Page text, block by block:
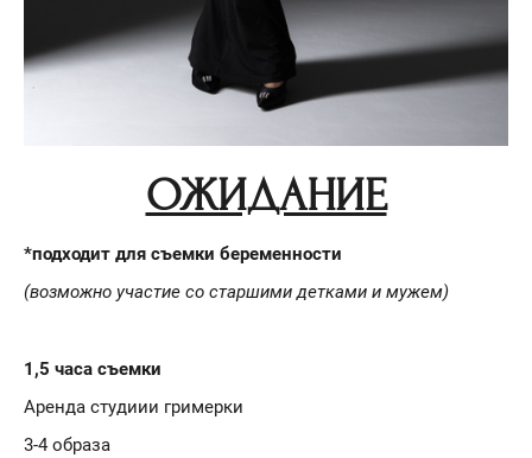
ОЖИДАНИЕ
*подходит для съемки беременности
(возможно участие со старшими детками и мужем)
1,5 часа съемки
Аренда студиии гримерки
3-4 образа